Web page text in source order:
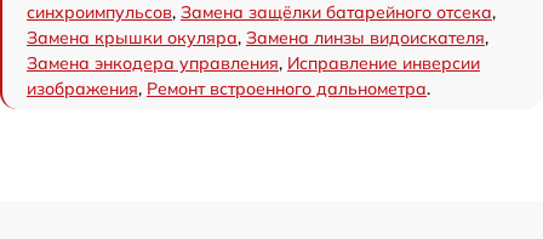
синхроимпульсов, Замена защёлки батарейного отсека,
Замена крышки окуляра, Замена линзы видоискателя,
Замена энкодера управления, Исправление инверсии
изображения, Ремонт встроенного дальнометра.